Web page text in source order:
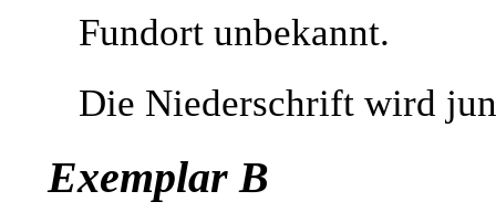
Fundort unbekannt.
Die Niederschrift wird
Exemplar B